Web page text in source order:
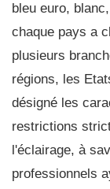
bleu euro,
chaque pays a
plusieurs
régions, les
désigné les
restrictions
l'éclairage, à
professionnels